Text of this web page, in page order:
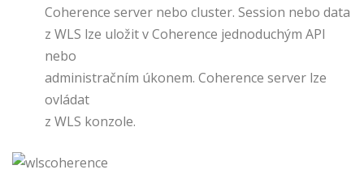
Coherence server nebo cluster. Session nebo data
z WLS lze uložit v Coherence jednoduchým API
nebo
administračním úkonem. Coherence server lze
ovládat
z WLS konzole.